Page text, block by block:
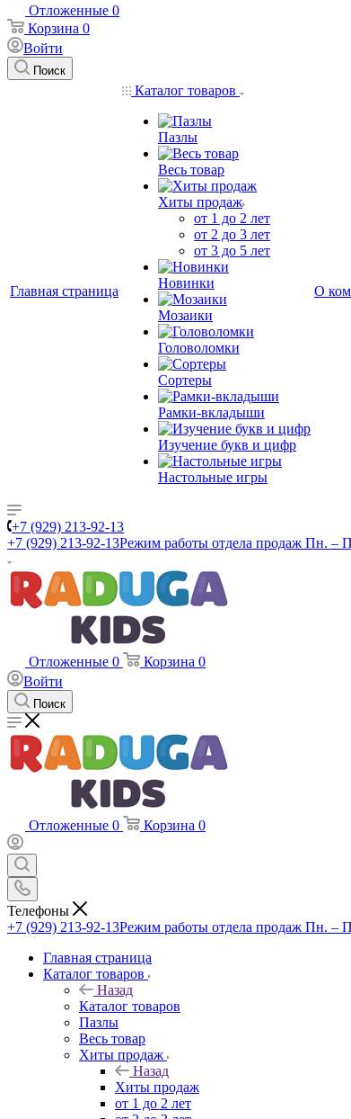
Отложенные 0
Корзина 0
Войти
Поиск
Главная страница
Каталог товаров
Пазлы
Весь товар
Хиты продаж
от 1 до 2 лет
от 2 до 3 лет
от 3 до 5 лет
Новинки
Мозаики
Головоломки
Сортеры
Рамки-вкладыши
Изучение букв и цифр
Настольные игры
О
+7 (929) 213-92-13
+7 (929) 213-92-13Режим работы отдела продаж Пн. –
Отложенные 0 Корзина 0
Войти
Поиск
Отложенные 0 Корзина 0
Телефоны
+7 (929) 213-92-13Режим работы отдела продаж Пн. –
Главная страница
Каталог товаров
Назад
Каталог товаров
Пазлы
Весь товар
Хиты продаж
Назад
Хиты продаж
от 1 до 2 лет